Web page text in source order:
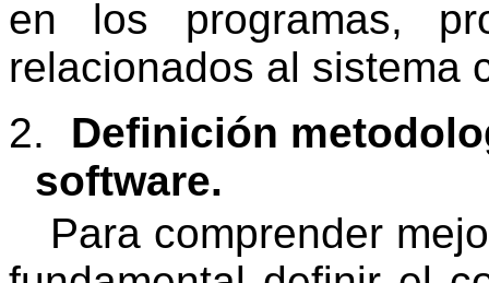
en los programas,
relacionados al sistema
2.
Definición
software.
Para comprender